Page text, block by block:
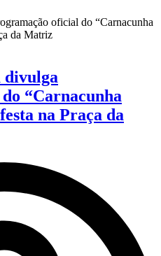
divulga
“Carnacunha
na Praça da